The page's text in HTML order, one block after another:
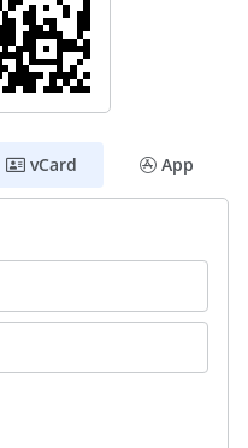
vCard App